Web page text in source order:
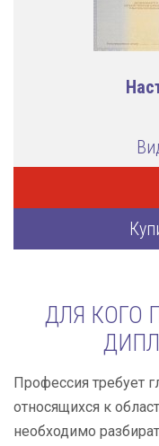
ДЛЯ КОГО
Профессия требует
относящихся к
необходимо